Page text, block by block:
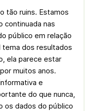
tão ruins. Estamos
continuada nas
público em relação
tema dos resultados
ela parece estar
muitos anos.
e
do que nunca,
os dados do público